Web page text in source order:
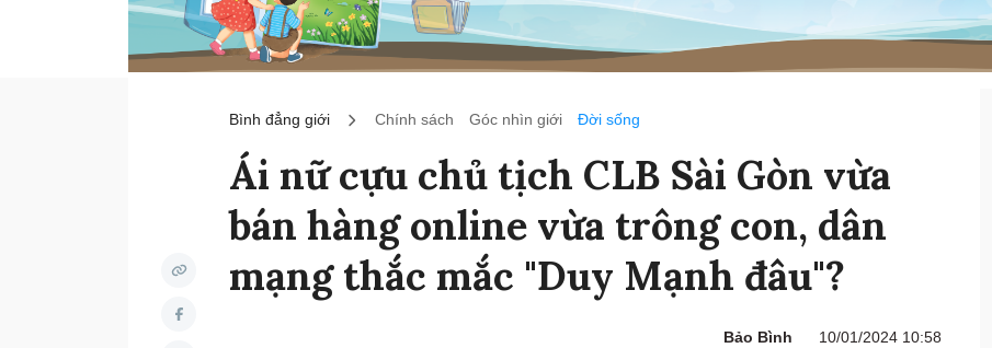
Bình đẳng giới Chính sách Góc nhìn giới Đời sống
Ái nữ cựu chủ tịch CLB Sài Gòn vừa
bán hàng online vừa trông con, dân
mạng thắc mắc "Duy Mạnh đâu"?
Bảo Bình 10/01/2024 10:58